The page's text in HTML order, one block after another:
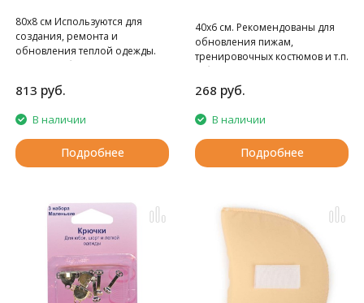
80х8 см Используются для
создания, ремонта и
обновления теплой одежды.
80х8 см. В блистере 1 шт.
813 руб.
В наличии
Подробнее
40х6 см. Рекомендованы для
обновления пижам,
тренировочных костюмов и т.п.
В блистере 1 шт.
268 руб.
В наличии
Подробнее